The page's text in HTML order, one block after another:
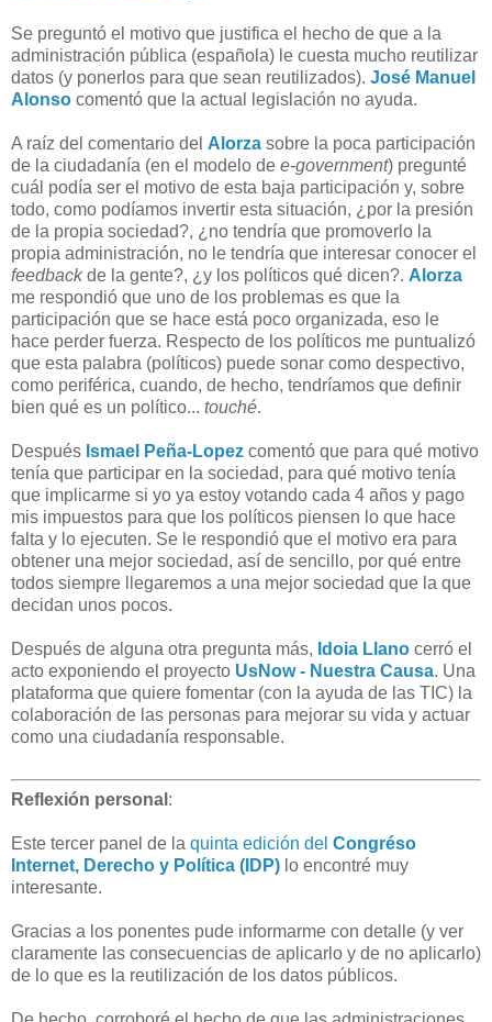
Se preguntó el motivo que justifica el hecho de que a la
administración pública (española) le cuesta mucho reutilizar
datos (y ponerlos para que sean reutilizados). José Manuel
Alonso comentó que la actual legislación no ayuda.
A raíz del comentario del Alorza sobre la poca participación
de la ciudadanía (en el modelo de e-government) pregunté
cuál podía ser el motivo de esta baja participación y, sobre
todo, como podíamos invertir esta situación, ¿por la presión
de la propia sociedad?, ¿no tendría que promoverlo la
propia administración, no le tendría que interesar conocer el
feedbackde la gente?, ¿y los políticos qué dicen?. Alorza
me respondió que uno de los problemas es que la
participación que se hace está poco organizada, eso le
hace perder fuerza. Respecto de los políticos me puntualizó
que esta palabra (políticos) puede sonar como despectivo,
como periférica, cuando, de hecho, tendríamos que definir
bien qué es un político... touché.
Después Ismael Peña-Lopez comentó que para qué motivo
tenía que participar en la sociedad, para qué motivo tenía
que implicarme si yo ya estoy votando cada 4 años y pago
mis impuestos para que los políticos piensen lo que hace
falta y lo ejecuten. Se le respondió que el motivo era para
obtener una mejor sociedad, así de sencillo, por qué entre
todos siempre llegaremos a una mejor sociedad que la que
decidan unos pocos.
Después de alguna otra pregunta más, Idoia Llano cerró el
acto exponiendo el proyecto UsNow - Nuestra Causa. Una
plataforma que quiere fomentar (con la ayuda de las TIC) la
colaboración de las personas para mejorar su vida y actuar
como una ciudadanía responsable.
Reflexión personal :
Este tercer panel de la quinta edición del Congréso
Internet, Derecho y Política (IDP) lo encontré muy
interesante.
Gracias a los ponentes pude informarme con detalle (y ver
claramente las consecuencias de aplicarlo y de no aplicarlo)
de lo que es la reutilización de los datos públicos.